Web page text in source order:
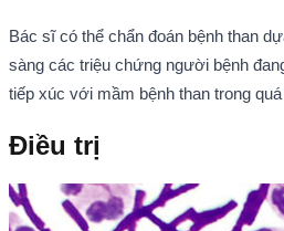
Bác sĩ có thể chẩn đoán bệnh than
sàng các triệu chứng người bệnh
tiếp xúc với mầm bệnh than trong
Điều trị